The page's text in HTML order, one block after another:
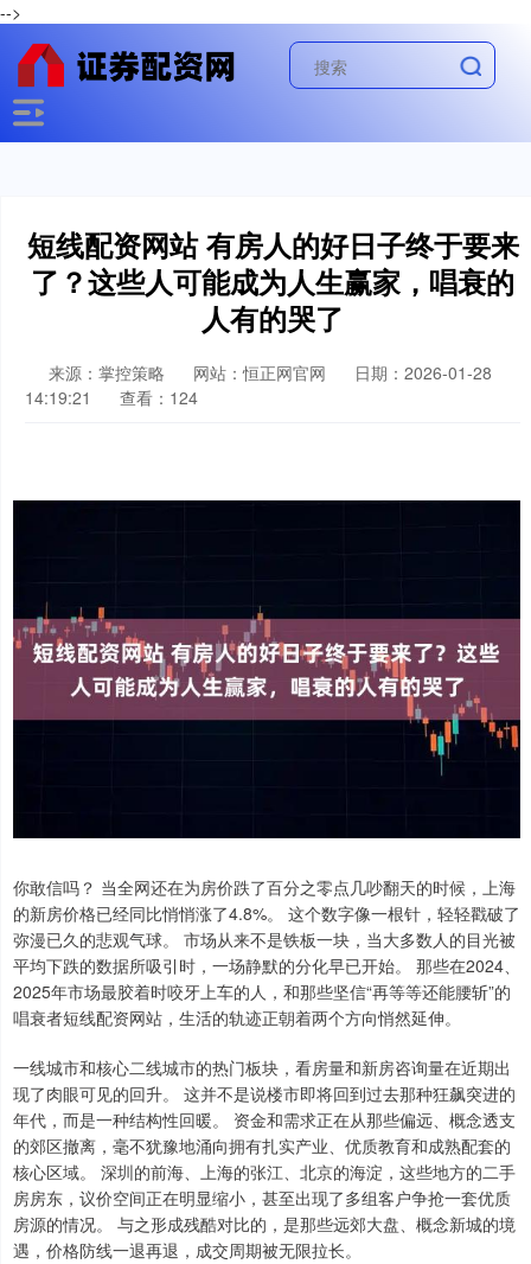
-->
短线配资网站 有房人的好日子终于要来
了？这些人可能成为人生赢家，唱衰的
人有的哭了
来源：掌控策略 网站：恒正网官网
日期：2026-01-28
14:19:21
查看：124
你敢信吗？ 当全网还在为房价跌了百分之零点几吵翻天的时候，上海
的新房价格已经同比悄悄涨了4.8%。 这个数字像一根针，轻轻戳破了
弥漫已久的悲观气球。 市场从来不是铁板一块，当大多数人的目光被
平均下跌的数据所吸引时，一场静默的分化早已开始。 那些在2024、
2025年市场最胶着时咬牙上车的人，和那些坚信“再等等还能腰斩”的
唱衰者短线配资网站，生活的轨迹正朝着两个方向悄然延伸。
一线城市和核心二线城市的热门板块，看房量和新房咨询量在近期出
现了肉眼可见的回升。 这并不是说楼市即将回到过去那种狂飙突进的
年代，而是一种结构性回暖。 资金和需求正在从那些偏远、概念透支
的郊区撤离，毫不犹豫地涌向拥有扎实产业、优质教育和成熟配套的
核心区域。 深圳的前海、上海的张江、北京的海淀，这些地方的二手
房房东，议价空间正在明显缩小，甚至出现了多组客户争抢一套优质
房源的情况。 与之形成残酷对比的，是那些远郊大盘、概念新城的境
遇，价格防线一退再退，成交周期被无限拉长。